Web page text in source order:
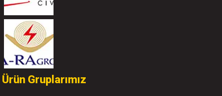
Ürün Gruplarımız